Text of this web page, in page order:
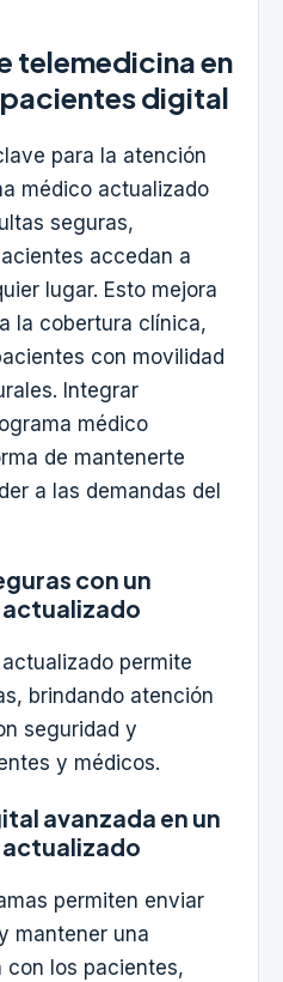
telemedicina en
digital
para la atención
médico actualizado
seguras,
accedan a
lugar. Esto mejora
la cobertura clínica,
con movilidad
Integrar
médico
de mantenerte
a las demandas del
con un
permite
brindando atención
seguridad y
y médicos.
avanzada en un
permiten enviar
mantener una
los pacientes,